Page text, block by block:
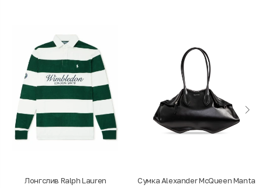
Лонгслив Ralph Lauren Cумка Alexander McQueen Manta